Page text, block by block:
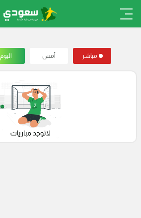
مباشر أمس اليوم